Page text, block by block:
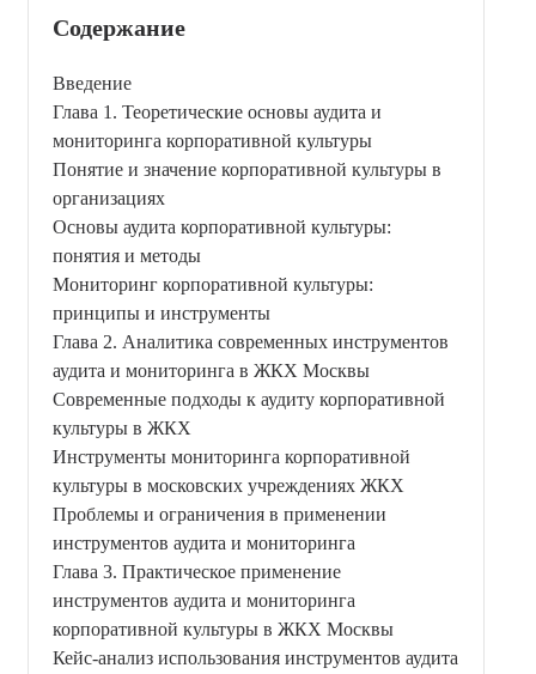
Содержание
Введение
Глава 1. Теоретические основы аудита и
мониторинга корпоративной культуры
Понятие и значение корпоративной культуры в
организациях
Основы аудита корпоративной культуры:
понятия и методы
Мониторинг корпоративной культуры:
принципы и инструменты
Глава 2. Аналитика современных инструментов
аудита и мониторинга в ЖКХ Москвы
Современные подходы к аудиту корпоративной
культуры в ЖКХ
Инструменты мониторинга корпоративной
культуры в московских учреждениях ЖКХ
Проблемы и ограничения в применении
инструментов аудита и мониторинга
Глава 3. Практическое применение
инструментов аудита и мониторинга
корпоративной культуры в ЖКХ Москвы
Кейс-анализ использования инструментов аудита